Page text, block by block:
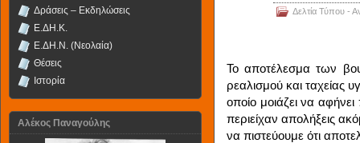
Δελτία Τύπου -
Το αποτέλεσμα των
ρεαλισμού και ταχείας
οποίο μοιάζει να
περιείχαν απολήξεις
να πιστεύουμε ότι
Δράσεις – Εκδηλώσεις
Ε.ΔΗ.Κ.
Ε.ΔΗ.Ν. (Νεολαία)
Θέσεις
Ιστορία
Αλέκος Παναγούλης